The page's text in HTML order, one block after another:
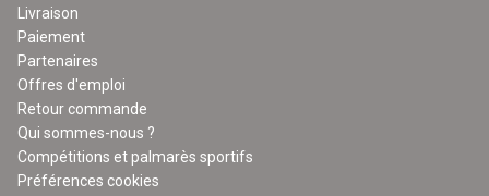
Livraison
Paiement
Partenaires
Offres d'emploi
Retour commande
Qui sommes-nous ?
Compétitions et palmarès sportifs
Préférences cookies